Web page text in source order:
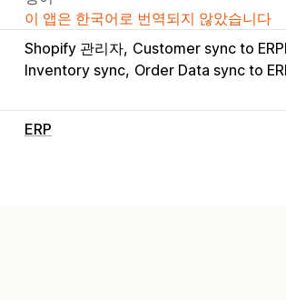
이 앱은 한국어로 번역되지 않았습니다
Shopify 관리자 Customer sync to
Inventory sync Order Data sync to
ERP